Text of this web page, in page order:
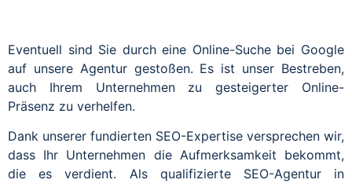
Eventuell sind Sie durch eine Online-Suche bei Google
auf unsere Agentur gestoßen. Es ist unser Bestreben,
auch Ihrem Unternehmen zu gesteigerter Online-
Präsenz zu verhelfen.
Dank unserer fundierten SEO-Expertise versprechen wir,
dass Ihr Unternehmen die Aufmerksamkeit bekommt,
die es verdient. Als qualifizierte SEO-Agentur in